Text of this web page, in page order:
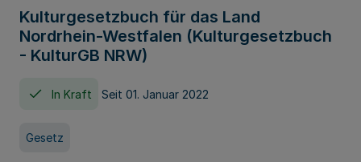
Kulturgesetzbuch für das Land
Nordrhein-Westfalen (Kulturgesetzbuch
- KulturGB NRW)
In Kraft Seit 01. Januar 2022
Gesetz